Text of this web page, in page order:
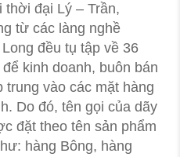
đại Lý – Trần,
từ các làng nghề
đều tụ tập về 36
kinh doanh, buôn bán
vào các mặt hàng
Do đó, tên gọi của dãy
đặt theo tên sản phẩm
hàng Bông, hàng